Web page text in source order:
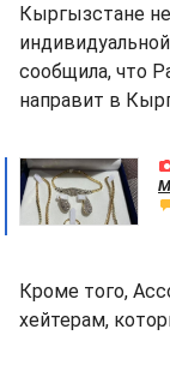
Кыргызстане
сообщила, что
направит в
Кроме того,
хейтерам,